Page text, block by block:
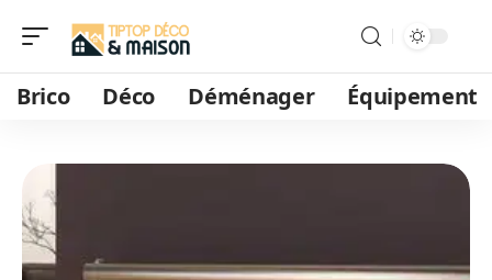
Brico Déco Déménager Équipement